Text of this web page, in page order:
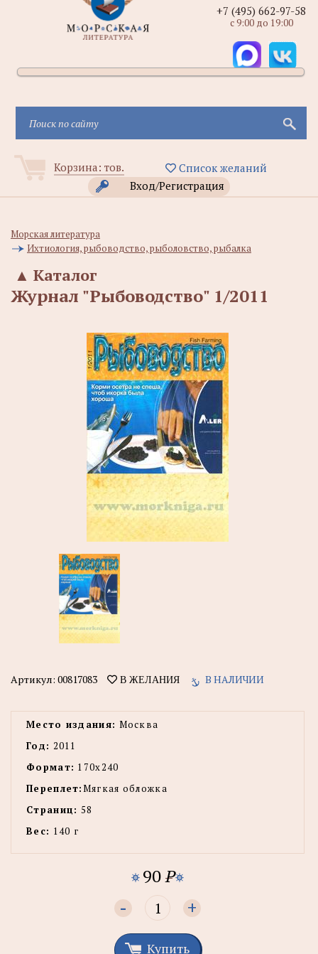
Корзина: тов.
Список желаний
Вход/Регистрация
+7 (495) 662-97-58
с 9:00 до 19:00
Морская литература
Ихтиология, рыбоводство, рыболовство, рыбалка
Каталог
▲
Журнал "Рыбоводство" 1/2011
Артикул: 00817083 В ЖЕЛАНИЯ В НАЛИЧИИ
Место издания: Москва
Год: 2011
Формат: 170x240
Переплет:Мягкая обложка
Страниц: 58
Вес: 140 г
90P
- +
Купить